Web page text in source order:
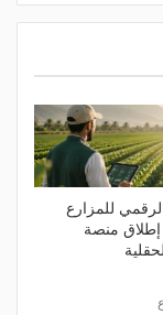
للمزارع
إطلاق منصة